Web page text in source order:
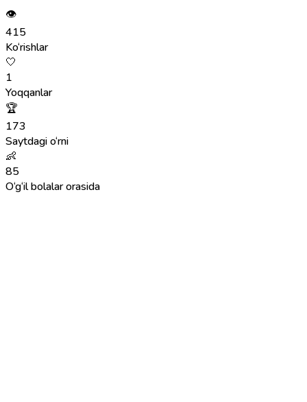
👁
415
Ko‘rishlar
🤍
1
Yoqqanlar
🏆
173
Saytdagi o‘rni
👶
85
O‘g‘il bolalar orasida